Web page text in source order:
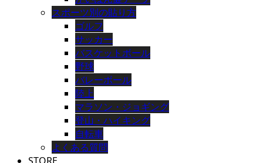
スポーツ別の貼り方
ゴルフ
サッカー
バスケットボール
野球
バレーボール
陸上
マラソン・ジョギング
登山・ハイキング
自転車
よくある質問